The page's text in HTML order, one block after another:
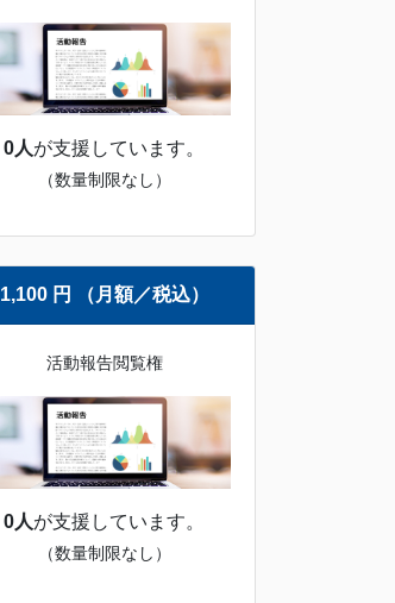
0人が支援しています。
（数量制限なし）
1,100 円 （月額／税込）
活動報告閲覧権
0人が支援しています。
（数量制限なし）